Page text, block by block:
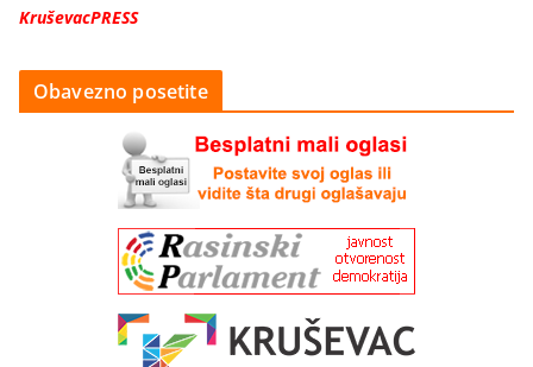
KruševacPRESS
Obavezno posetite